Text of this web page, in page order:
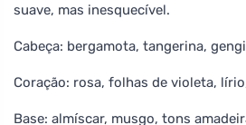
suave, mas inesquecível.
Cabeça: bergamota, tangerina,
Coração: rosa, folhas de violeta,
Base: almíscar, musgo, tons